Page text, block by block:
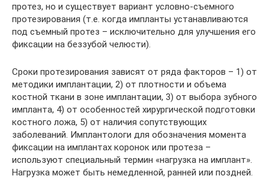
протез, но и существует вариант условно-съемного
протезирования (т.е. когда импланты устанавливаются
под съемный протез – исключительно для улучшения его
фиксации на беззубой челюсти).
Сроки протезирования зависят от ряда факторов – 1) от
методики имплантации, 2) от плотности и объема
костной ткани в зоне имплантации, 3) от выбора зубного
импланта, 4) от особенностей хирургической подготовки
костного ложа, 5) от наличия сопутствующих
заболеваний. Имплантологи для обозначения момента
фиксации на имплантах коронок или протеза –
используют специальный термин «нагрузка на имплант».
Нагрузка может быть немедленной, ранней или поздней.